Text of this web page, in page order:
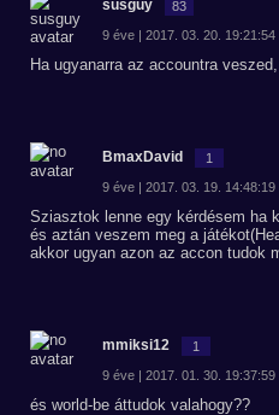
susguy 83
9 éve | 2017. 03. 20. 19:21:54
Ha ugyanarra az accountra
BmaxDavid 1
9 éve | 2017. 03. 19. 14:48:19
Sziasztok lenne egy kérdésem ha
és aztán veszem meg a
akkor ugyan azon az accon tudok
mmiksi12 1
9 éve | 2017. 01. 30. 19:37:59
és world-be áttudok valahogy??